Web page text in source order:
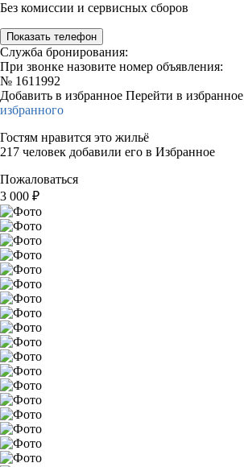
Без комиссии и сервисных сборов
Показать телефон
Служба бронирования:
При звонке назовите номер объявления:
№ 1611992
Добавить в избранное Перейти в избранное
избранного
Гостям нравится это жильё
217 человек добавили его в Избранное
Пожаловаться
3 000 ₽